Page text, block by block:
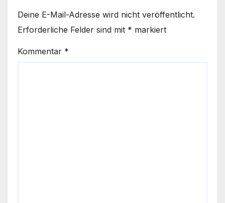
Deine E-Mail-Adresse wird nicht veröffentlicht.
Erforderliche Felder sind mit * markiert
Kommentar *